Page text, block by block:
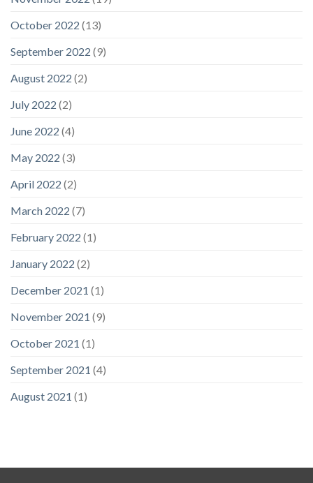
October 2022 (13)
September 2022 (9)
August 2022 (2)
July 2022 (2)
June 2022 (4)
May 2022 (3)
April 2022 (2)
March 2022 (7)
February 2022 (1)
January 2022 (2)
December 2021 (1)
November 2021 (9)
October 2021 (1)
September 2021 (4)
August 2021 (1)